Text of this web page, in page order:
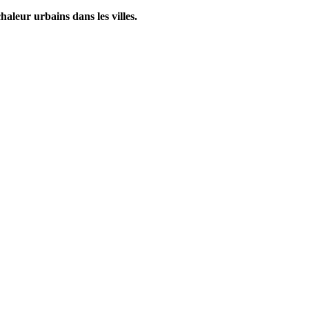
urbains dans les villes.